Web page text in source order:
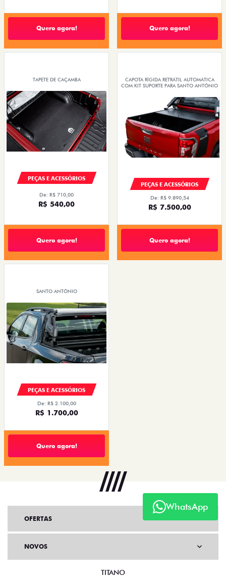
Quero agora! Quero agora!
TAPETE DE CAÇAMBA
PEÇAS E ACESSÓRIOS
De: R$ 710,00
R$ 540,00
Quero agora!
CAPOTA RÍGIDA RETRÁTIL AUTOMÁTICA
COM KIT SUPORTE PARA SANTO ANTÔNIO
PEÇAS E ACESSÓRIOS
De: R$ 9.890,54
R$ 7.500,00
Quero agora!
SANTO ANTÔNIO
PEÇAS E ACESSÓRIOS
De: R$ 2.100,00
R$ 1.700,00
Quero agora!
WhatsApp
OFERTAS
NOVOS
TITANO